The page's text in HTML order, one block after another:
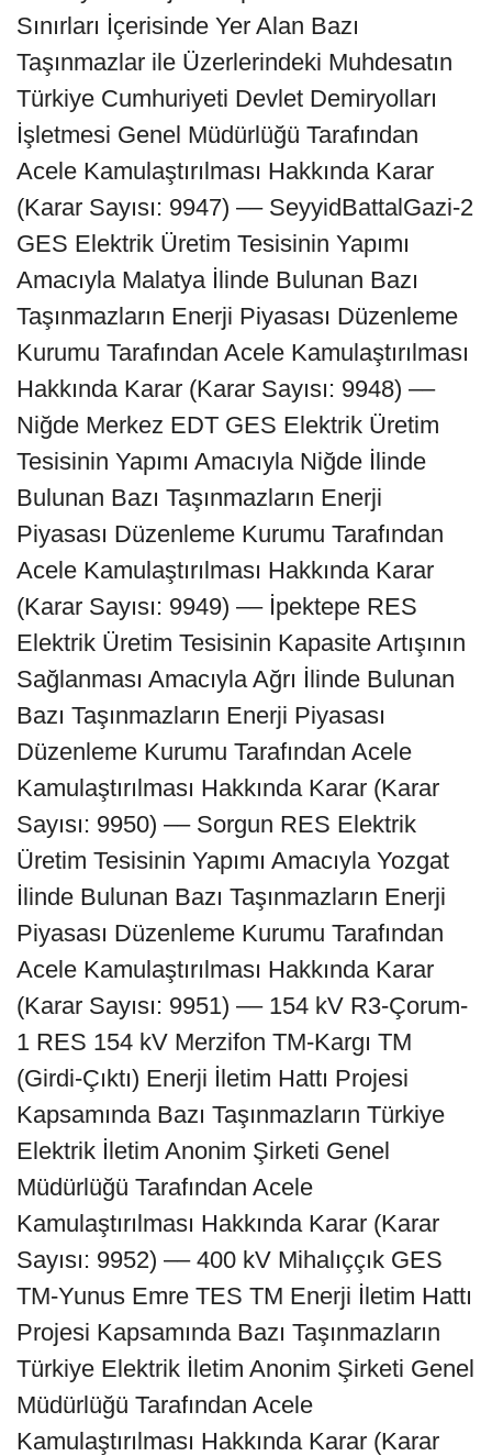
Sınırları İçerisinde Yer Alan Bazı
Taşınmazlar ile Üzerlerindeki Muhdesatın
Türkiye Cumhuriyeti Devlet Demiryolları
İşletmesi Genel Müdürlüğü Tarafından
Acele Kamulaştırılması Hakkında Karar
(Karar Sayısı: 9947) –– SeyyidBattalGazi-2
GES Elektrik Üretim Tesisinin Yapımı
Amacıyla Malatya İlinde Bulunan Bazı
Taşınmazların Enerji Piyasası Düzenleme
Kurumu Tarafından Acele Kamulaştırılması
Hakkında Karar (Karar Sayısı: 9948) ––
Niğde Merkez EDT GES Elektrik Üretim
Tesisinin Yapımı Amacıyla Niğde İlinde
Bulunan Bazı Taşınmazların Enerji
Piyasası Düzenleme Kurumu Tarafından
Acele Kamulaştırılması Hakkında Karar
(Karar Sayısı: 9949) –– İpektepe RES
Elektrik Üretim Tesisinin Kapasite Artışının
Sağlanması Amacıyla Ağrı İlinde Bulunan
Bazı Taşınmazların Enerji Piyasası
Düzenleme Kurumu Tarafından Acele
Kamulaştırılması Hakkında Karar (Karar
Sayısı: 9950) –– Sorgun RES Elektrik
Üretim Tesisinin Yapımı Amacıyla Yozgat
İlinde Bulunan Bazı Taşınmazların Enerji
Piyasası Düzenleme Kurumu Tarafından
Acele Kamulaştırılması Hakkında Karar
(Karar Sayısı: 9951) –– 154 kV R3-Çorum-
1 RES 154 kV Merzifon TM-Kargı TM
(Girdi-Çıktı) Enerji İletim Hattı Projesi
Kapsamında Bazı Taşınmazların Türkiye
Elektrik İletim Anonim Şirketi Genel
Müdürlüğü Tarafından Acele
Kamulaştırılması Hakkında Karar (Karar
Sayısı: 9952) –– 400 kV Mihalıççık GES
TM-Yunus Emre TES TM Enerji İletim Hattı
Projesi Kapsamında Bazı Taşınmazların
Türkiye Elektrik İletim Anonim Şirketi Genel
Müdürlüğü Tarafından Acele
Kamulaştırılması Hakkında Karar (Karar